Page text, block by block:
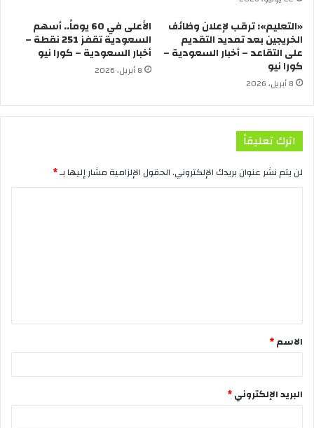
«التعليم»: ترقب لإعلان وظائف
الخريجين بعد تمديد التقديم
على التقاعد – أخبار السعودية –
كورا نيو
8 أبريل، 2026
الأعلى في 60 يوماً.. أسهم
السعودية تقفز 251 نقطة –
أخبار السعودية – كورا نيو
8 أبريل، 2026
اترك تعليقاً
لن يتم نشر عنوان بريدك الإلكتروني.الحقول الإلزامية مشار إليها بـ*
الاسم*
البريد الإلكتروني*